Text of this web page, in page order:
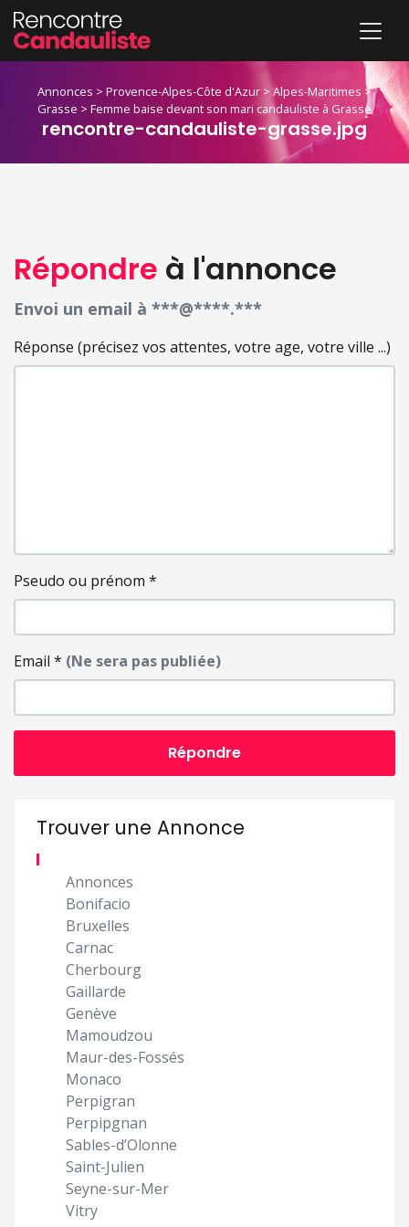
Annonces > Provence-Alpes-Côte d'Azur > Alpes-Maritimes >
Grasse > Femme baise devant son mari candauliste à Grasse
rencontre-candauliste-grasse.jpg
Répondre à l'annonce
Envoi un email à ***@****.***
Réponse (précisez vos attentes, votre age, votre ville ...)
Pseudo ou prénom *
Email * (Ne sera pas publiée)
Répondre
Trouver une Annonce
Annonces
Bonifacio
Bruxelles
Carnac
Cherbourg
Gaillarde
Genève
Mamoudzou
Maur-des-Fossés
Monaco
Perpigran
Perpipgnan
Sables-d’Olonne
Saint-Julien
Seyne-sur-Mer
Vitry